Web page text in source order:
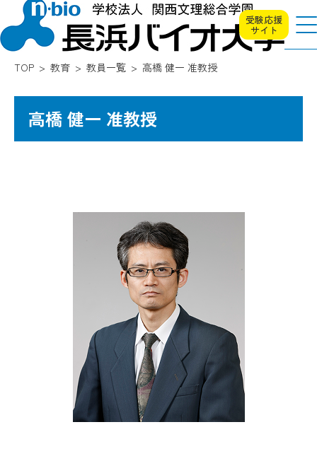
受験応援
サイト
TOP 教育 教員一覧 高橋 健一 准教授
高橋 健一 准教授